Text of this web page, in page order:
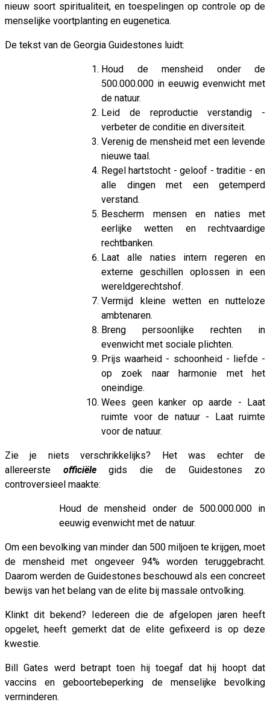
nieuw soort spiritualiteit, en toespelingen op controle op de
menselijke voortplanting en eugenetica.
De tekst van de Georgia Guidestones luidt:
Houd de mensheid onder de
500.000.000 in eeuwig evenwicht met
de natuur.
Leid de reproductie verstandig -
verbeter de conditie en diversiteit.
Verenig de mensheid met een levende
nieuwe taal.
Regel hartstocht - geloof - traditie - en
alle dingen met een getemperd
verstand.
Bescherm mensen en naties met
eerlijke wetten en rechtvaardige
rechtbanken.
Laat alle naties intern regeren en
externe geschillen oplossen in een
wereldgerechtshof.
Vermijd kleine wetten en nutteloze
ambtenaren.
Breng persoonlijke rechten in
evenwicht met sociale plichten.
Prijs waarheid - schoonheid - liefde -
op zoek naar harmonie met het
oneindige.
Wees geen kanker op aarde - Laat
ruimte voor de natuur - Laat ruimte
voor de natuur.
Zie je niets verschrikkelijks? Het was echter de
allereerste officiëlegids die de Guidestones zo
controversieel maakte:
Houd de mensheid onder de 500.000.000 in
eeuwig evenwicht met de natuur.
Om een bevolking van minder dan 500 miljoen te krijgen, moet
de mensheid met ongeveer 94% worden teruggebracht.
Daarom werden de Guidestones beschouwd als een concreet
bewijs van het belang van de elite bij massale ontvolking.
Klinkt dit bekend? Iedereen die de afgelopen jaren heeft
opgelet, heeft gemerkt dat de elite gefixeerd is op deze
kwestie.
Bill Gates werd betrapt toen hij toegaf dat hij hoopt dat
vaccins en geboortebeperking de menselijke bevolking
verminderen.